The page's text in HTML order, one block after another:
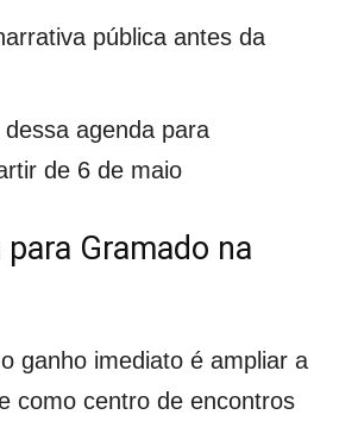
pública antes da
agenda para
de 6 de maio
Gramado na
ganho imediato é ampliar a
como centro de encontros